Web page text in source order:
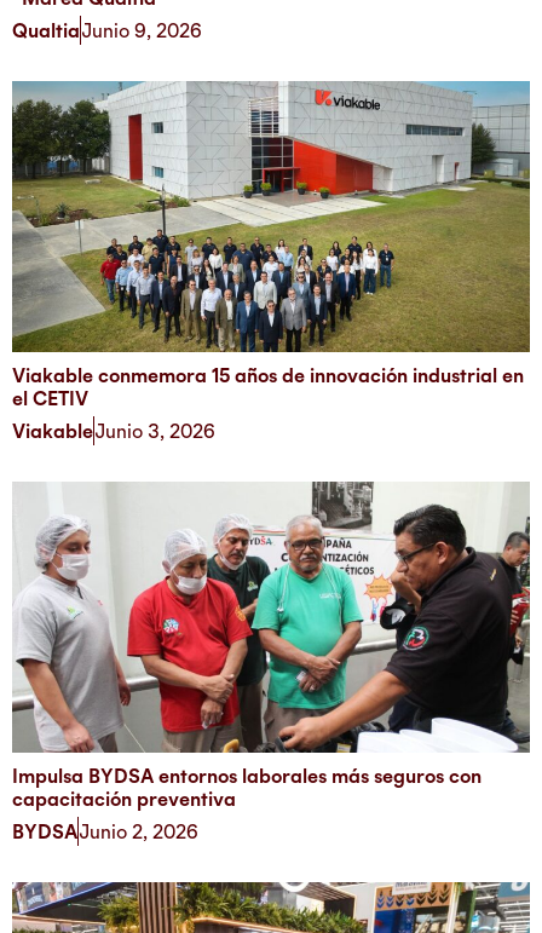
QualtiaJunio 9, 2026
Viakable conmemora 15 años de innovación industrial en
el CETIV
ViakableJunio 3, 2026
Impulsa BYDSA entornos laborales más seguros con
capacitación preventiva
BYDSAJunio 2, 2026